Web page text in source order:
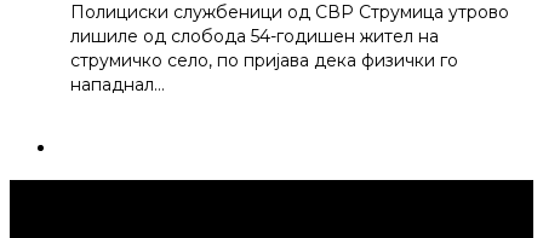
Полициски службеници од СВР Струмица утрово
лишиле од слобода 54-годишен жител на
струмичко село, по пријава дека физички го
нападнал…